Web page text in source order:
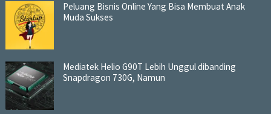
Peluang Bisnis Online Yang Bisa Membuat Anak
Muda Sukses
Mediatek Helio G90T Lebih Unggul dibanding
Snapdragon 730G, Namun